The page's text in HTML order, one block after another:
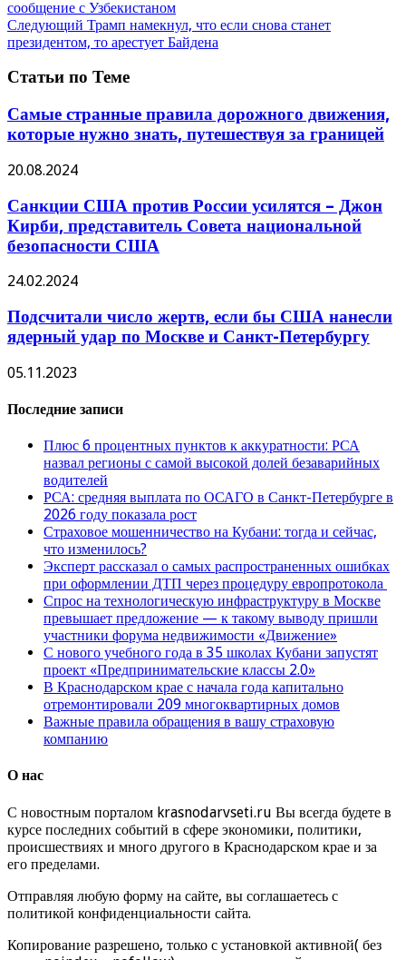
сообщение с Узбекистаном
Следующий Трамп намекнул, что если снова станет
президентом, то арестует Байдена
Статьи по Теме
Самые странные правила дорожного движения,
которые нужно знать, путешествуя за границей
20.08.2024
Санкции США против России усилятся – Джон
Кирби, представитель Совета национальной
безопасности США
24.02.2024
Подсчитали число жертв, если бы США нанесли
ядерный удар по Москве и Санкт-Петербургу
05.11.2023
Последние записи
Плюс 6 процентных пунктов к аккуратности: РСА
назвал регионы с самой высокой долей безаварийных
водителей
РСА: средняя выплата по ОСАГО в Санкт-Петербурге в
2026 году показала рост
Страховое мошенничество на Кубани: тогда и сейчас,
что изменилось?
Эксперт рассказал о самых распространенных ошибках
при оформлении ДТП через процедуру европротокола
Спрос на технологическую инфраструктуру в Москве
превышает предложение — к такому выводу пришли
участники форума недвижимости «Движение»
С нового учебного года в 35 школах Кубани запустят
проект «Предпринимательские классы 2.0»
В Краснодарском крае с начала года капитально
отремонтировали 209 многоквартирных домов
Важные правила обращения в вашу страховую
компанию
О нас
С новостным порталом krasnodarvseti.ru Вы всегда будете в
курсе последних событий в сфере экономики, политики,
происшествиях и много другого в Краснодарском крае и за
его пределами.
Отправляя любую форму на сайте, вы соглашаетесь с
политикой конфиденциальности сайта.
Копирование разрешено, только с установкой активной( без